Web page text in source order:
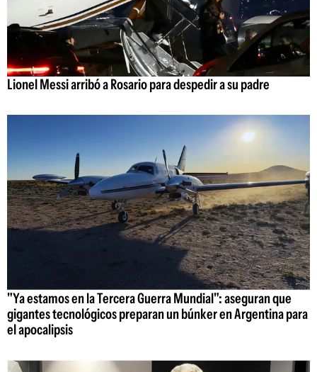
Lionel Messi arribó a Rosario para despedir a su padre
"Ya estamos en la Tercera Guerra Mundial": aseguran que
gigantes tecnológicos preparan un búnker en Argentina para
el apocalipsis